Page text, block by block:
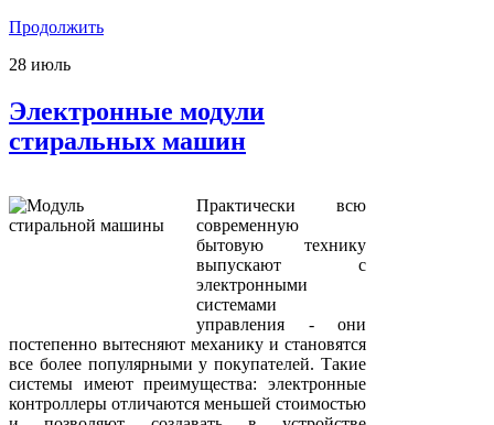
Продолжить
28 июль
Электронные модули
стиральных машин
Практически всю
современную
бытовую технику
выпускают с
электронными
системами
управления - они
постепенно вытесняют механику и становятся
все более популярными у покупателей. Такие
системы имеют преимущества: электронные
контроллеры отличаются меньшей стоимостью